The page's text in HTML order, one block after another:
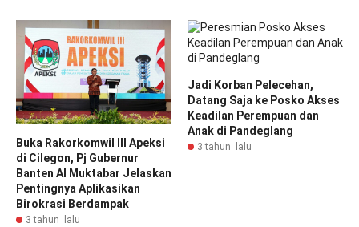
Buka Rakorkomwil III Apeksi
di Cilegon, Pj Gubernur
Banten Al Muktabar Jelaskan
Pentingnya Aplikasikan
Birokrasi Berdampak
3 tahun lalu
Jadi Korban Pelecehan,
Datang Saja ke Posko Akses
Keadilan Perempuan dan
Anak di Pandeglang
3 tahun lalu